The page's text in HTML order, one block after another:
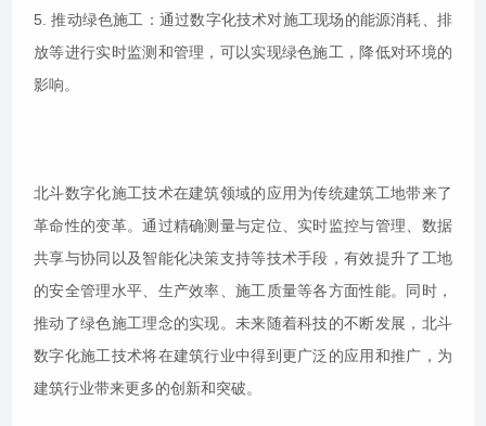
5. 推动绿色施工：通过数字化技术对施工现场的能源消耗、排
放等进行实时监测和管理，可以实现绿色施工，降低对环境的
影响。
北斗数字化施工技术在建筑领域的应用为传统建筑工地带来了
革命性的变革。通过精确测量与定位、实时监控与管理、数据
共享与协同以及智能化决策支持等技术手段，有效提升了工地
的安全管理水平、生产效率、施工质量等各方面性能。同时，
推动了绿色施工理念的实现。未来随着科技的不断发展，北斗
数字化施工技术将在建筑行业中得到更广泛的应用和推广，为
建筑行业带来更多的创新和突破。